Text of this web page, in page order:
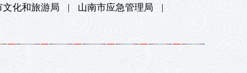
文化和旅游局 | 山南市应急管理局
|